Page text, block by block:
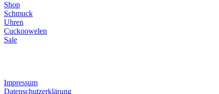
Shop
Schmuck
Uhren
Cuckoowelen
Sale
Impressum
Datenschutzerklärung